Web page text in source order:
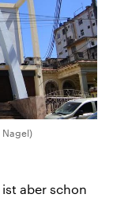
Nagel)
aber schon